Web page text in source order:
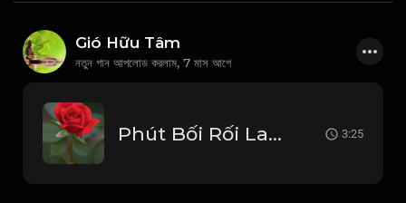
Gió Hữu Tâm
নতুন গান আপলোড করলাম, 7 মাস আগে
Phút Bối Rối Lam Trường_1768203785385 3:25